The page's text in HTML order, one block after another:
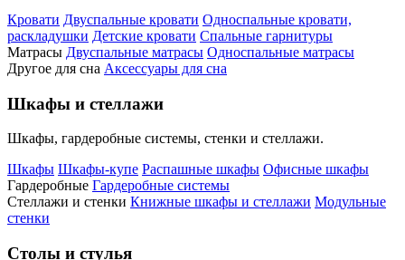
Кровати Двуспальные кровати Односпальные кровати,
раскладушки Детские кровати Спальные гарнитуры
Матрасы Двуспальные матрасы Односпальные матрасы
Другое для сна Аксессуары для сна
Шкафы и стеллажи
Шкафы, гардеробные системы, стенки и стеллажи.
Шкафы Шкафы-купе Распашные шкафы Офисные шкафы
Гардеробные Гардеробные системы
Стеллажи и стенки Книжные шкафы и стеллажи Модульные
стенки
Столы и стулья